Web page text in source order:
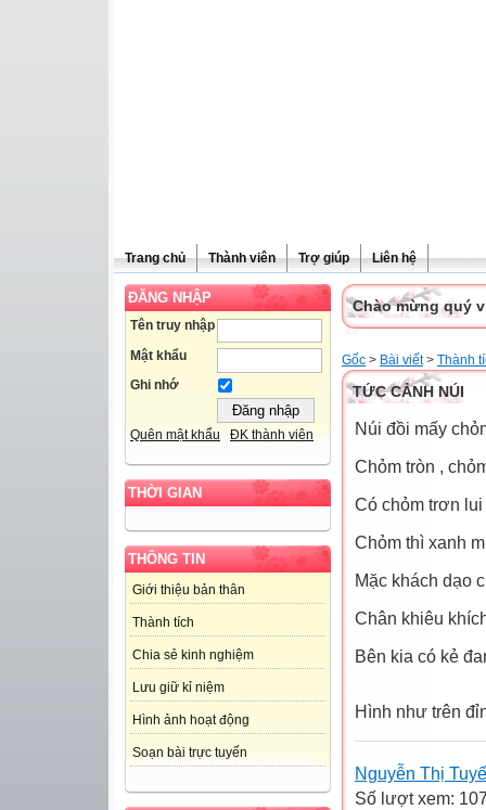
Trang chủ Thành viên Trợ giúp Liên hệ
ĐĂNG NHẬP
Tên truy nhập
Mật khẩu
Ghi nhớ
Quên mật khẩu ĐK thành viên
THỜI GIAN
THÔNG TIN
Giới thiệu bản thân
Thành tích
Chia sẻ kinh nghiệm
Lưu giữ kỉ niệm
Hình ảnh hoạt động
Soạn bài trực tuyến
Chào mừng quý
Gốc > Bài viết> Thành
TỨC CẢNH NÚI
Núi đồi mấy
Chỏm tròn ,
Có chỏm trơn
Chỏm thì xanh
Mặc khách dạo
Chân khiêu
Bên kia có kẻ
Hình như trên
Nguyễn Thị
Số lượt xem: